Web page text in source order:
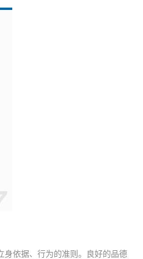
身依据、行为的准则。良好的品德